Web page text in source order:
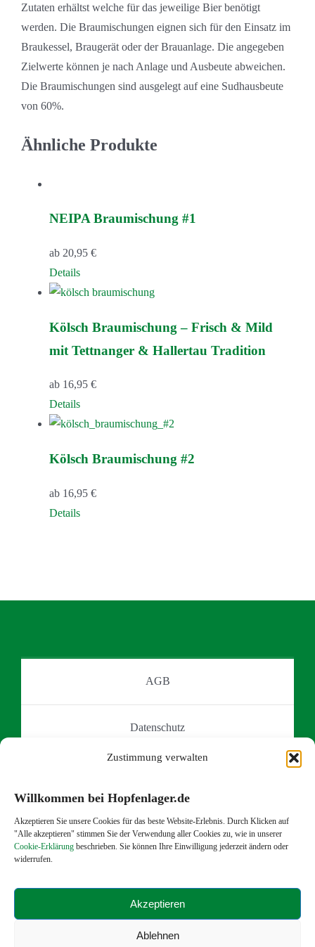
Zustimmung verwalten
Willkommen bei Hopfenlager.de
Akzeptieren Sie unsere Cookies für das beste Website-Erlebnis. Durch Klicken auf
"Alle akzeptieren" stimmen Sie der Verwendung aller Cookies zu, wie in unserer
Cookie-Erklärung beschrieben. Sie können Ihre Einwilligung jederzeit ändern oder
widerrufen.
Akzeptieren
Ablehnen
Zutaten erhältst welche für das jeweilige Bier benötigt
werden. Die Braumischungen eignen sich für den Einsatz im
Braukessel, Braugerät oder der Brauanlage. Die angegeben
Zielwerte können je nach Anlage und Ausbeute abweichen.
Die Braumischungen sind ausgelegt auf eine Sudhausbeute
von 60%.
Ähnliche Produkte
NEIPA Braumischung #1
ab 20,95 €
Dieses
Produkt
mehrere
Varianten
Die
Optionen
können
Produktseite
gewählt
Details
Kölsch Braumischung – Frisch & Mild
mit Tettnanger & Hallertau Tradition
ab 16,95 €
Dieses
Produkt
mehrere
der
werden
Details
Kölsch Braumischung #2
ab 16,95 €
Dieses
der
Details
AGB
Datenschutz
Kontakt
Widerruf